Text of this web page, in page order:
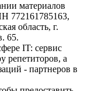
материалов
772161785163,
область, г.
65.
IT: сервис
репетиторов, а
- партнеров в